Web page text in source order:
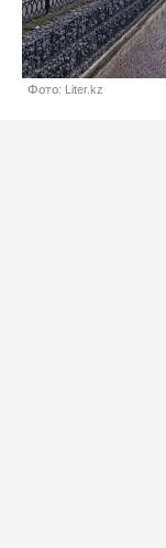
Фото: Liter.kz